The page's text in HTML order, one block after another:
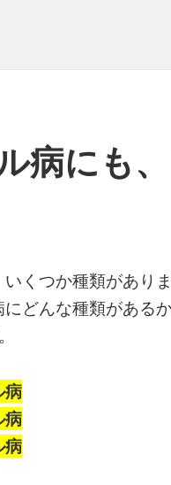
病にも
くつか種類がありま
どんな種類がある
病
病
病